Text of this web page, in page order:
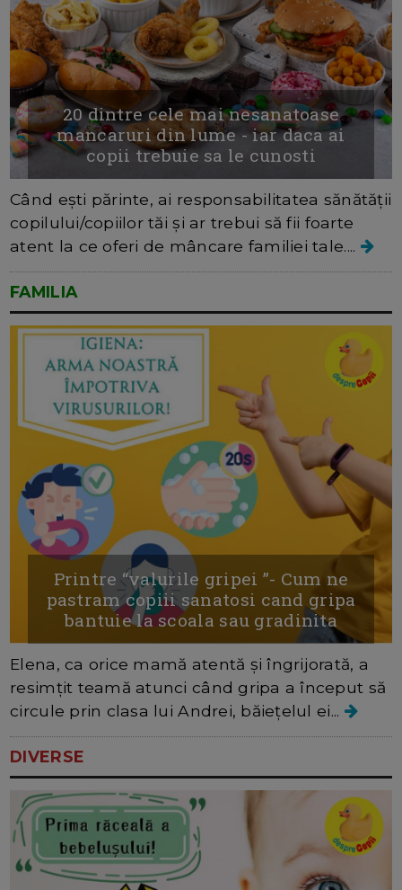
20 dintre cele mai nesanatoase
mancaruri din lume - iar daca ai
copii trebuie sa le cunosti
Când ești părinte, ai responsabilitatea sănătății
copilului/copiilor tăi și ar trebui să fii foarte
atent la ce oferi de mâncare familiei tale....
FAMILIA
Printre “valurile gripei ”- Cum ne
pastram copiii sanatosi cand gripa
bantuie la scoala sau gradinita
Elena, ca orice mamă atentă și îngrijorată, a
resimțit teamă atunci când gripa a început să
circule prin clasa lui Andrei, băiețelul ei...
DIVERSE